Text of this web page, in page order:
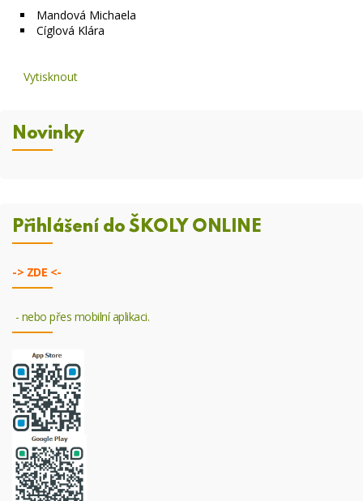
Mandová Michaela
Cíglová Klára
Vytisknout
Novinky
Přihlášení do ŠKOLY ONLINE
-> ZDE <-
- nebo přes mobilní aplikaci.